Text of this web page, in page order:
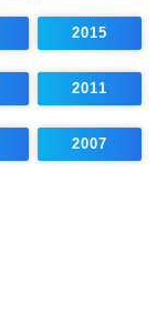
2015
2011
2007